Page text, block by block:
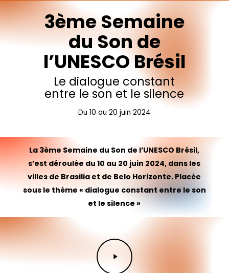
3èmeSemaine
duSon de
l’UNESCOBrésil
Le dialogue constant
entre le son et le silence
Du 10 au 20 juin 2024
La 3ème Semaine du Son de l’UNESCO Brésil,
s’est déroulée du 10 au 20 juin 2024, dans les
villes de Brasilia et de Belo Horizonte. Placée
sous le thème « dialogue constant entre le son
et le silence »
Play
Video